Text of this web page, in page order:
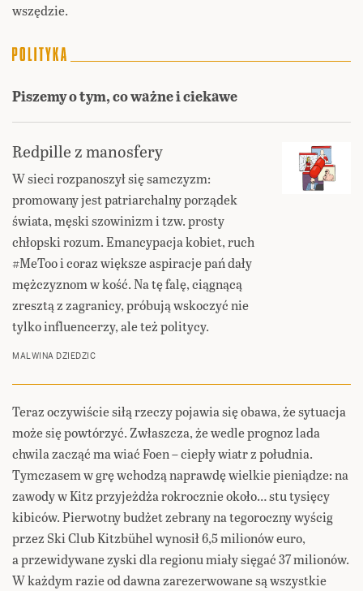
wszędzie.
Piszemy o tym, co ważne i ciekawe
Redpille z manosfery
W sieci rozpanoszył się samczyzm:
promowany jest patriarchalny porządek
świata, męski szowinizm i tzw. prosty
chłopski rozum. Emancypacja kobiet, ruch
#MeToo i coraz większe aspiracje pań dały
mężczyznom w kość. Na tę falę, ciągnącą
zresztą z zagranicy, próbują wskoczyć nie
tylko influencerzy, ale też politycy.
MALWINA DZIEDZIC
Teraz oczywiście siłą rzeczy pojawia się obawa, że sytuacja
może się powtórzyć. Zwłaszcza, że wedle prognoz lada
chwila zacząć ma wiać Foen – ciepły wiatr z południa.
Tymczasem w grę wchodzą naprawdę wielkie pieniądze: na
zawody w Kitz przyjeżdża rokrocznie około… stu tysięcy
kibiców. Pierwotny budżet zebrany na tegoroczny wyścig
przez Ski Club Kitzbühel wynosił 6,5 milionów euro,
a przewidywane zyski dla regionu miały sięgać 37 milionów.
W każdym razie od dawna zarezerwowane są wszystkie